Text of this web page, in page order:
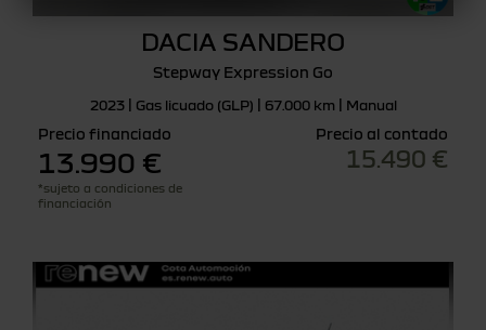
DACIA SANDERO
Stepway Expression Go
2023 | Gas licuado (GLP) | 67.000 km | Manual
Precio financiado
13.990 €
*sujeto a condiciones de
financiación
Precio al contado
15.490 €